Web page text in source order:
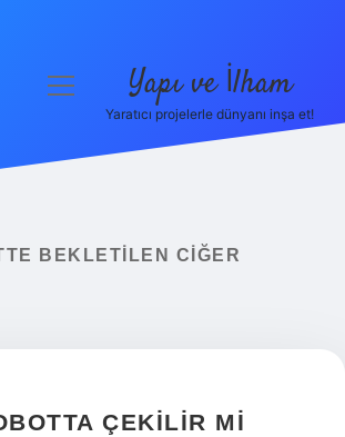
menüyü
Yapı ve İlham
Yaratıcı projelerle dünyanı inşa et!
BEKLETILEN CIĞER
ÇEKILIR MI